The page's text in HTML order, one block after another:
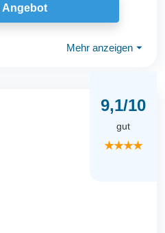
Angebot
Mehr anzeigen ⏷
9,1/10
gut
★★★★